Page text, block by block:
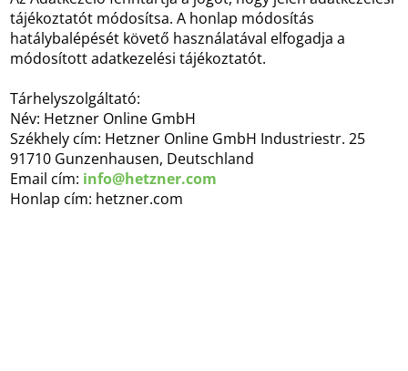
tájékoztatót módosítsa. A honlap módosítás
hatálybalépését követő használatával elfogadja a
módosított adatkezelési tájékoztatót.
Tárhelyszolgáltató:
Név: Hetzner Online GmbH
Székhely cím: Hetzner Online GmbH Industriestr. 25
91710 Gunzenhausen, Deutschland
Email cím: info@hetzner.com
Honlap cím: hetzner.com